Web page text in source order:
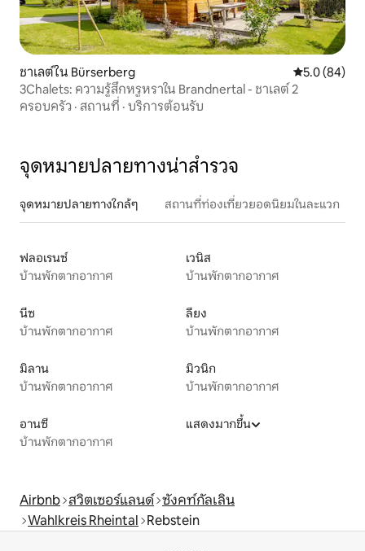
ชาเลต์ใน Bürserberg คะแนนเฉลี่ย
5.0 (84)
3Chalets: ความรู้สึกหรูหราใน Brandnertal - ชาเลต์ 2
ครอบครัว · สถานที่ · บริการต้อนรับ
จุดหมายปลายทางน่าสำรวจ
จุดหมายปลายทางใกล้ๆ สถานที่ท่องเที่ยวยอดนิยมในละแวก
ฟลอเรนซ์
บ้านพักตากอากาศ
เวนิส
บ้านพักตากอากาศ
นีซ
บ้านพักตากอากาศ
ลียง
บ้านพักตากอากาศ
มิลาน
บ้านพักตากอากาศ
มิวนิก
บ้านพักตากอากาศ
อานซี
บ้านพักตากอากาศ
แสดงมากขึ้น
Airbnb สวิตเซอร์แลนด์ ซังคท์กัลเลิน
Wahlkreis Rheintal Rebstein